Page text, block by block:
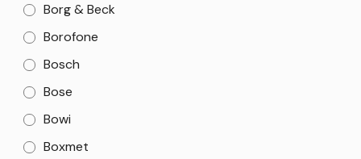
Borg & Beck
Borofone
Bosch
Bose
Bowi
Boxmet